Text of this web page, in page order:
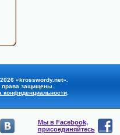
«krosswordy.net».
права защищены.
конфиденциальности.
Мы в Facebook,
присоединяйтесь